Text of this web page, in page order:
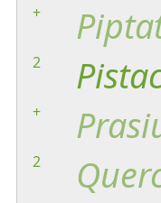
+
2
+
2